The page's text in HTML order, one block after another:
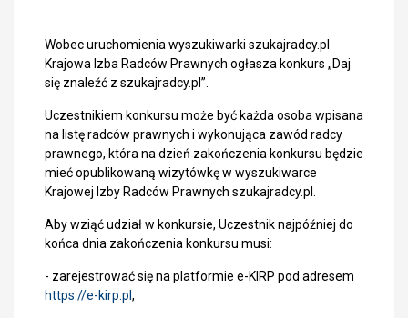
Wobec uruchomienia wyszukiwarki szukajradcy.pl
Krajowa Izba Radców Prawnych ogłasza konkurs „Daj
się znaleźć z szukajradcy.pl”.
Uczestnikiem konkursu może być każda osoba wpisana
na listę radców prawnych i wykonująca zawód radcy
prawnego, która na dzień zakończenia konkursu będzie
mieć opublikowaną wizytówkę w wyszukiwarce
Krajowej Izby Radców Prawnych szukajradcy.pl.
Aby wziąć udział w konkursie, Uczestnik najpóźniej do
końca dnia zakończenia konkursu musi:
- zarejestrować się na platformie e-KIRP pod adresem
https://e-kirp.pl ,